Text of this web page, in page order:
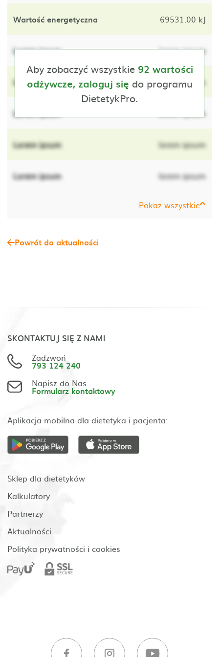
Wartość energetyczna 69531.00 kJ
Lorem ipsum lorem ipsum
Lorem ipsum lorem ipsum
Lorem ipsum lorem ipsum
Lorem ipsum lorem ipsum
Lorem ipsum lorem ipsum
Pokaż wszystkie
Aby zobaczyć wszystkie 92 wartości
odżywcze, zaloguj się do programu
DietetykPro.
Powrót do aktualności
SKONTAKTUJ SIĘ Z NAMI
Zadzwoń
793 124 240
Napisz do Nas
Formularz kontaktowy
Aplikacja mobilna dla dietetyka i pacjenta:
Sklep dla dietetyków
Kalkulatory
Partnerzy
Aktualności
Polityka prywatności i cookies